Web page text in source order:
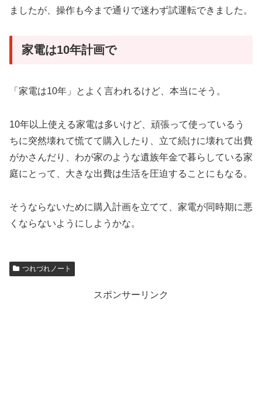
ましたが、操作も今まで通りで迷わず試運転できました。
家電は10年計画で
「家電は10年」とよく言われるけど、本当にそう。
10年以上使える家電は多いけど、頑張って使っているう
ちに突然壊れて慌てて購入したり、立て続けに壊れて出費
がかさんだり、わが家のような遺族年金で暮らしている家
庭にとって、大きな出費は生活を圧迫することにもなる。
そうならないために購入計画を立てて、家電が同時期に悪
くならないようにしようかな。
つれづれノート
スポンサーリンク